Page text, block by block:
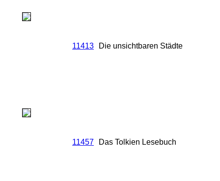
11413 Die unsichtbaren Städte
11457 Das Tolkien Lesebuch